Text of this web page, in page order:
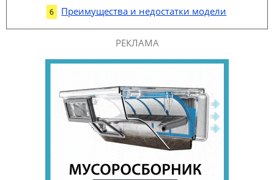
Преимущества и недостатки модели
РЕКЛАМА